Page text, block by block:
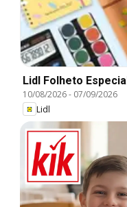
Lidl Folheto Especial
10/08/2026- 07/09/2026
Lidl